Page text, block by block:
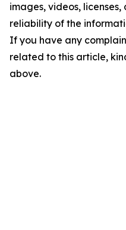
images, videos,
reliability of the
If you have any
related to this article,
above.